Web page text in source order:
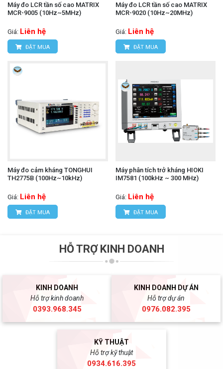
Máy đo LCR tần số cao MATRIX
MCR-9005 (10Hz~5MHz)
Giá: Liên hệ
ĐẶT MUA
Máy đo LCR tần số cao MATRIX
MCR-9020 (10Hz~20MHz)
Giá: Liên hệ
ĐẶT MUA
Máy đo cảm kháng TONGHUI
TH2775B (100Hz~10kHz)
Giá: Liên hệ
ĐẶT MUA
Máy phân tích trở kháng HIOKI
IM7581 (100kHz ~ 300 MHz)
Giá: Liên hệ
ĐẶT MUA
HỖ TRỢ KINH DOANH
KINH DOANH
Hỗ trợ kinh doanh
0393.968.345
KINH DOANH DỰ ÁN
Hỗ trợ dự án
0976.082.395
KỸ THUẬT
Hỗ trợ kỹ thuật
0934.616.395